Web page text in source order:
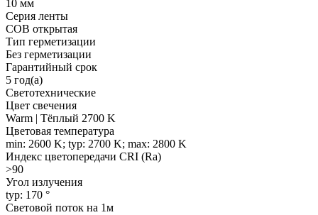
10 мм
Серия ленты
COB открытая
Тип герметизации
Без герметизации
Гарантийный срок
5 год(а)
Светотехнические
Цвет свечения
Warm | Тёплый 2700 K
Цветовая температура
min: 2600 K; typ: 2700 K; max: 2800 K
Индекс цветопередачи CRI (Ra)
>90
Угол излучения
typ: 170 °
Световой поток на 1м